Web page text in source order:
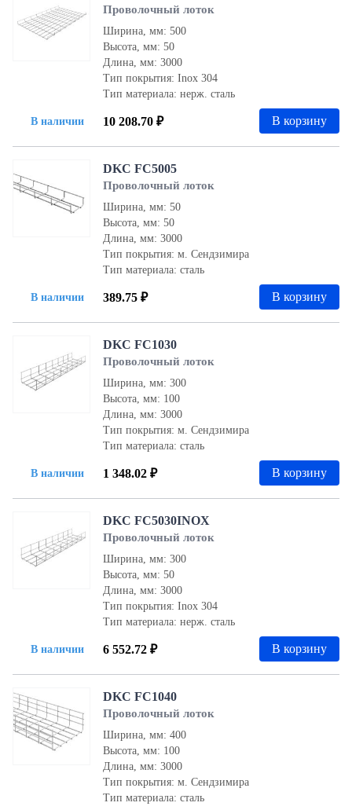
В наличии
Проволочный лоток
Ширина, мм: 500
Высота, мм: 50
Длина, мм: 3000
Тип покрытия: Inox 304
Тип материала: нерж. сталь
10 208.70 ₽ В корзину
В наличии
DKC FC5005
Проволочный лоток
Ширина, мм: 50
Высота, мм: 50
Длина, мм: 3000
Тип покрытия: м. Сендзимира
Тип материала: сталь
389.75 ₽ В корзину
В наличии
DKC FC1030
Проволочный лоток
Ширина, мм: 300
Высота, мм: 100
Длина, мм: 3000
Тип покрытия: м. Сендзимира
Тип материала: сталь
1 348.02 ₽ В корзину
В наличии
DKC FC5030INOX
Проволочный лоток
Ширина, мм: 300
Высота, мм: 50
Длина, мм: 3000
Тип покрытия: Inox 304
Тип материала: нерж. сталь
6 552.72 ₽ В корзину
DKC FC1040
Проволочный лоток
Ширина, мм: 400
Высота, мм: 100
Длина, мм: 3000
Тип покрытия: м. Сендзимира
Тип материала: сталь